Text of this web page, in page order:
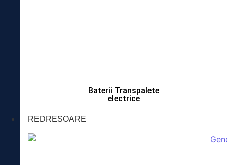
Baterii Transpalete
electrice
REDRESOARE